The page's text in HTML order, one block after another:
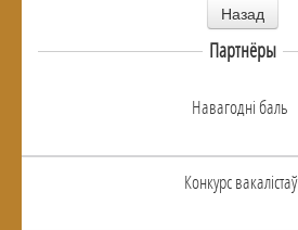
Назад
Партнёры
Навагоднi баль
Конкурс вакалiстаў